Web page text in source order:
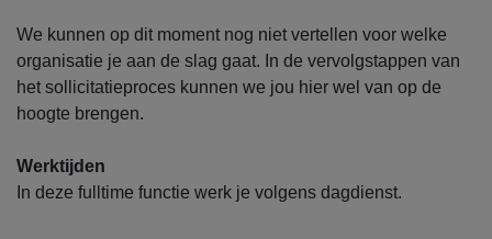
We kunnen op dit moment nog niet vertellen voor welke
organisatie je aan de slag gaat. In de vervolgstappen van
het sollicitatieproces kunnen we jou hier wel van op de
hoogte brengen.
Werktijden
In deze fulltime functie werk je volgens dagdienst.